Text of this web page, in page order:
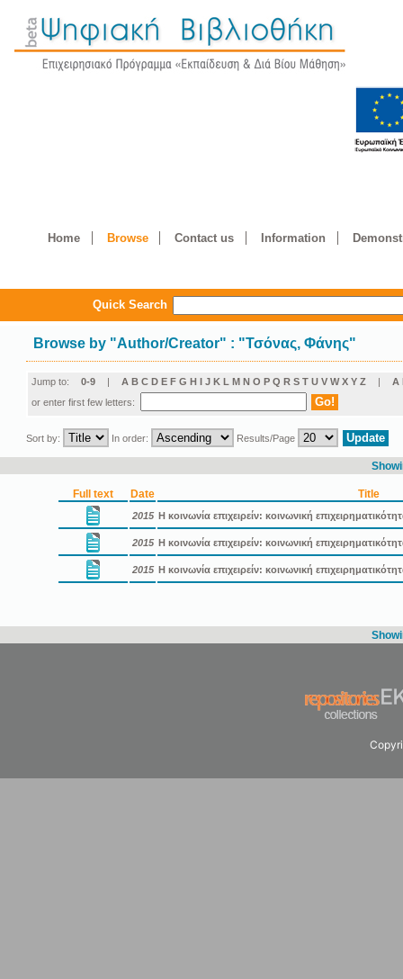
Home Browse Contact us Information
Quick Search
Browse by "Author/Creator" : "Τσόνας, Φάνης"
Jump to: 0-9 | A B C D E F G H I J K L M N O P Q R S T U V W X Y Z | Α
or enter first few letters:
Sort by: In order: Results/Page
Full text Date Title
2015 Η κοινωνία επιχειρείν: κοινωνική
2015 Η κοινωνία επιχειρείν: κοινωνική
2015 Η κοινωνία επιχειρείν: κοινωνική